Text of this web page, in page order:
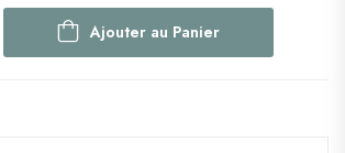
Ajouter au Panier